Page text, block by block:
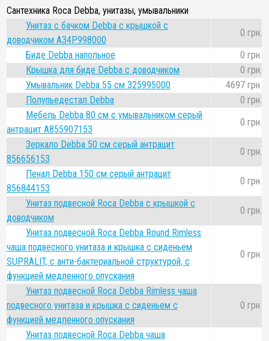
Сантехника Roca Debba, унитазы, умывальники
Унитаз с бачком Debba с крышкой с
доводчиком A34P998000
0 грн.
Биде Debba напольное
0 грн.
Крышка для биде Debba с доводчиком
0 грн.
Умывальник Debba 55 см 325995000
4697 грн.
Полупьедестал Debba
0 грн.
Мебель Debba 80 см с умывальником серый
антрацит A855907153
0 грн.
Зеркало Debba 50 см серый антрацит
856656153
0 грн.
Пенал Debba 150 см серый антрацит
856844153
0 грн.
Унитаз подвесной Roca Debba с крышкой с
доводчиком
0 грн.
Унитаз подвесной Roca Debba Round Rimless
чаша подвесного унитаза и крышка с сиденьем
SUPRALIT, с анти-бактериальной структурой, с
функцией медленного опускания
0 грн.
Унитаз подвесной Roca Debba Rimless чаша
подвесного унитаза и крышка с сиденьем с
функцией медленного опускания
0 грн.
Унитаз подвесной Roca Debba чаша